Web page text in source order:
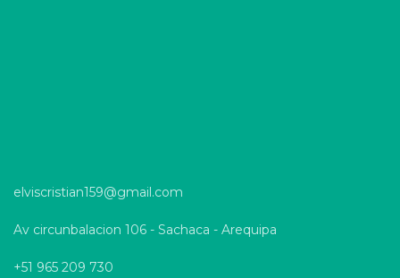
elviscristian159@gmail.com
Av circunbalacion 106 - Sachaca - Arequipa
+51 965 209 730